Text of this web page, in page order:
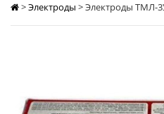
КОНТАКТЫ
>Электроды >Электроды ТМЛ-